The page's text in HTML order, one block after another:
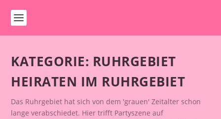
KATEGORIE: RUHRGEBIET
HEIRATEN IM RUHRGEBIET
Das Ruhrgebiet hat sich von dem 'grauen' Zeitalter schon
lange verabschiedet. Hier trifft Partyszene auf